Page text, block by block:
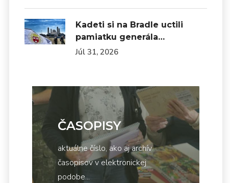
Kadeti si na Bradle uctili
pamiatku generála…
Júl 31, 2026
ČASOPISY
aktuálne číslo, ako aj archív
časopisov v elektronickej
podobe...